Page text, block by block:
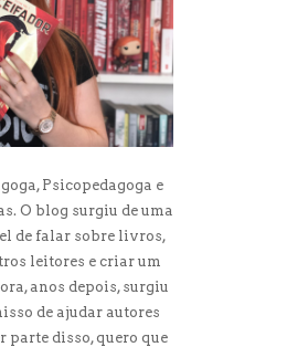
Psicopedagoga e
O blog surgiu de uma
de falar sobre livros,
leitores e criar um
anos depois, surgiu
de ajudar autores
parte disso, quero que